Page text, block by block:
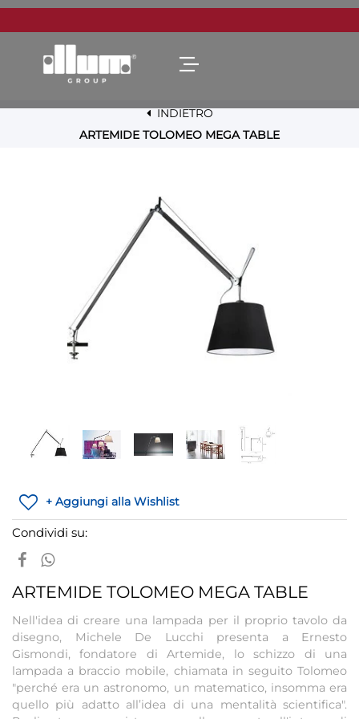
Open menu
INDIETRO
ARTEMIDE TOLOMEO MEGA TABLE
+ Aggiungi alla Wishlist
Condividi su:
ARTEMIDE TOLOMEO MEGA TABLE
Nell'idea di creare una lampada per il proprio tavolo da
disegno, Michele De Lucchi presenta a Ernesto
Gismondi, fondatore di Artemide, lo schizzo di una
lampada a braccio mobile, chiamata in seguito Tolomeo
"perché era un astronomo, un matematico, insomma era
quello più adatto all’idea di una mentalità scientifica".